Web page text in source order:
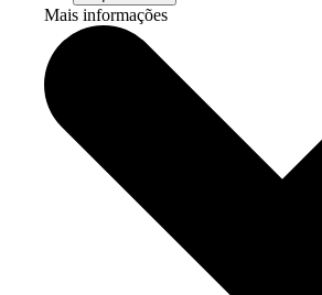
Mais informações